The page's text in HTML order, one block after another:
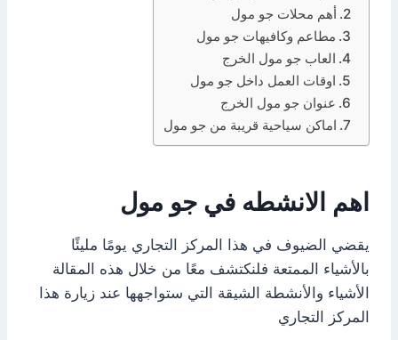
أهم محلات جو مول
مطاعم وكافيهات جو مول
العاب جو مول الخرج
اوقات العمل داخل جو مول
عنوان جو مول الخرج
اماكن سياحية قريبة من جو مول
اهم الانشطه في جو مول
يقضي الضيوف في هذا المركز التجاري يومًا مليئًا
بالأشياء الممتعة فلنكتشف معًا من خلال هذه المقالة
الأشياء والأنشطة الشيقة التي ستواجهها عند زيارة هذا
المركز التجاري